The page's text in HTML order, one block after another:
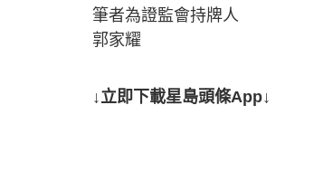
筆者為證監會持牌人
郭家耀
↓立即下載星島頭條App↓